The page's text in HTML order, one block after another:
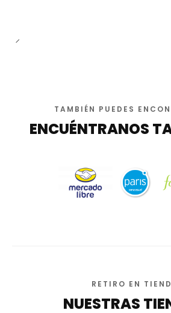
TAMBIÉN PUEDES
ENCUÉNTRANOS
RETIRO EN
NUESTRAS